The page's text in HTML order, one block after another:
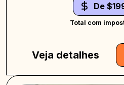
De
Total com
Veja detalhes